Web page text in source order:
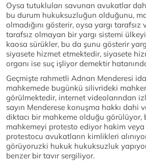
Oysa tutukluları savunan avukatlar
bu durum hukuksuzluğun olduğunu,
olmadığını gösterir, oysa yargı tarafsız
tarafsız olmayan bir yargı sistemi
kaosa sürükler, bu da şunu gösterir
siyasete hizmet etmektedir, siyasete
organı ise suç işliyor demektir
Geçmişte rahmetli Adnan Menderesi
mahkemede bugünkü silivrideki
görülmektedir, internet videolarından
sayın Menderese konuşma hakkı dahi
diktacı bir mahkeme olduğu
mahkemeyi protesto ediyor hakim veya
protestocu avukatların kimlikleri
görüyoruzki hukuk hukuksuzluk
benzer bir tavır sergiliyor.